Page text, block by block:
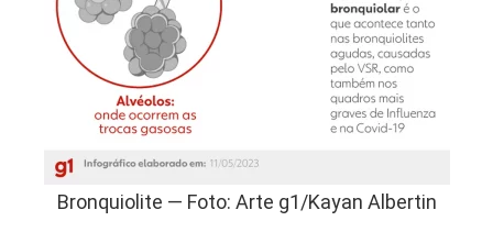
Bronquiolite — Foto: Arte g1/Kayan Albertin